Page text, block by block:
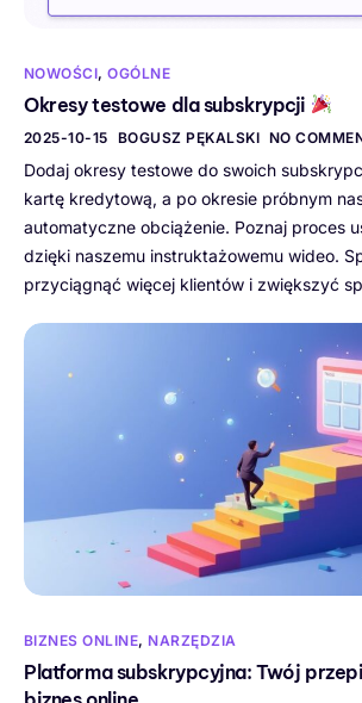
NOWOŚCI,OGÓLNE
Okresy testowe dla subskrypcji
2025-10-15 BOGUSZ PĘKALSKI NO
Dodaj okresy testowe do swoich
kartę kredytową, a po okresie próbnym
automatyczne obciążenie. Poznaj proces
dzięki naszemu instruktażowemu wideo.
przyciągnąć więcej klientów i zwiększyć
BIZNES ONLINE, NARZĘDZIA
Platforma subskrypcyjna: Twój